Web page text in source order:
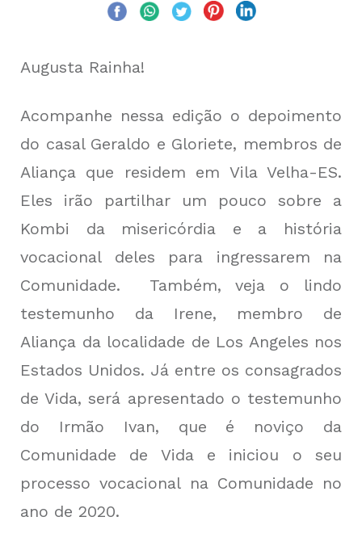
Augusta Rainha!
Acompanhe nessa edição o depoimento
do casal Geraldo e Gloriete, membros de
Aliança que residem em Vila Velha-ES.
Eles irão partilhar um pouco sobre a
Kombi da misericórdia e a história
vocacional deles para ingressarem na
Comunidade.
Também, veja o lindo
testemunho da Irene, membro de
Aliança da localidade de Los Angeles nos
Estados Unidos. Já entre os consagrados
de Vida, será apresentado o testemunho
do Irmão Ivan, que é noviço da
Comunidade de Vida e iniciou o seu
processo vocacional na Comunidade no
ano de 2020.